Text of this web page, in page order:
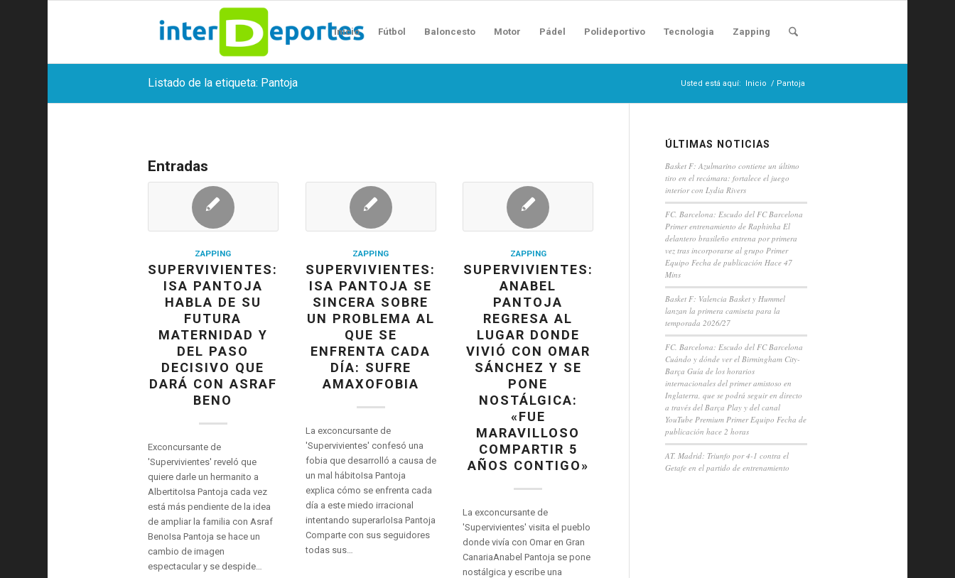
Inicio Fútbol Baloncesto Motor Pádel Polideportivo Tecnologia Zapping
Listado de la etiqueta: Pantoja Usted está aquí: Inicio / Pantoja
Entradas
ZAPPING
SUPERVIVIENTES:
ISA PANTOJA
HABLA DE SU
FUTURA
MATERNIDAD Y
DEL PASO
DECISIVO QUE
DARÁ CON ASRAF
BENO
Exconcursante de
'Supervivientes' reveló que
quiere darle un hermanito a
AlbertitoIsa Pantoja cada vez
está más pendiente de la idea
de ampliar la familia con Asraf
BenoIsa Pantoja se hace un
cambio de imagen
espectacular y se despide…
ZAPPING
SUPERVIVIENTES:
ISA PANTOJA SE
SINCERA SOBRE
UN PROBLEMA AL
QUE SE
ENFRENTA CADA
DÍA: SUFRE
AMAXOFOBIA
La exconcursante de
'Supervivientes' confesó una
fobia que desarrolló a causa de
un mal hábitoIsa Pantoja
explica cómo se enfrenta cada
día a este miedo irracional
intentando superarloIsa Pantoja
Comparte con sus seguidores
todas sus…
ZAPPING
SUPERVIVIENTES:
ANABEL
PANTOJA
REGRESA AL
LUGAR DONDE
VIVIÓ CON OMAR
SÁNCHEZ Y SE
PONE
NOSTÁLGICA:
«FUE
MARAVILLOSO
COMPARTIR 5
AÑOS CONTIGO»
La exconcursante de
'Supervivientes' visita el pueblo
donde vivía con Omar en Gran
CanariaAnabel Pantoja se pone
nostálgica y escribe una
ÚLTIMAS NOTICIAS
Basket F: Azulmarino contiene un último
tiro en el recámara: fortalece el juego
interior con Lydia Rivers
FC. Barcelona: Escudo del FC Barcelona
Primer entrenamiento de Raphinha El
delantero brasileño entrena por primera
vez tras incorporarse al grupo Primer
Equipo Fecha de publicación Hace 47
Mins
Basket F: Valencia Basket y Hummel
lanzan la primera camiseta para la
temporada 2026/27
FC. Barcelona: Escudo del FC Barcelona
Cuándo y dónde ver el Birmingham City-
Barça Guía de los horarios
internacionales del primer amistoso en
Inglaterra, que se podrá seguir en directo
a través del Barça Play y del canal
YouTube Premium Primer Equipo Fecha de
publicación hace 2 horas
AT. Madrid: Triunfo por 4-1 contra el
Getafe en el partido de entrenamiento